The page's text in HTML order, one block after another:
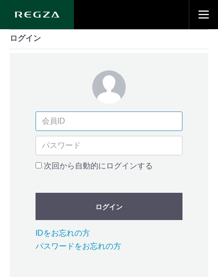
ログイン
次回から自動的にログインする
ログイン
IDをお忘れの方
パスワードをお忘れの方